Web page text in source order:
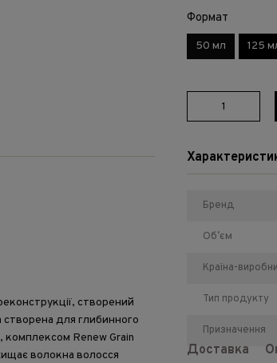
створений
для глибинного
комплексом Renew Grain
волокна волосся
Формат
50 мл 125
Бренд
Обʼєм
Країна-
Тип продукту
Призначення
Доставка